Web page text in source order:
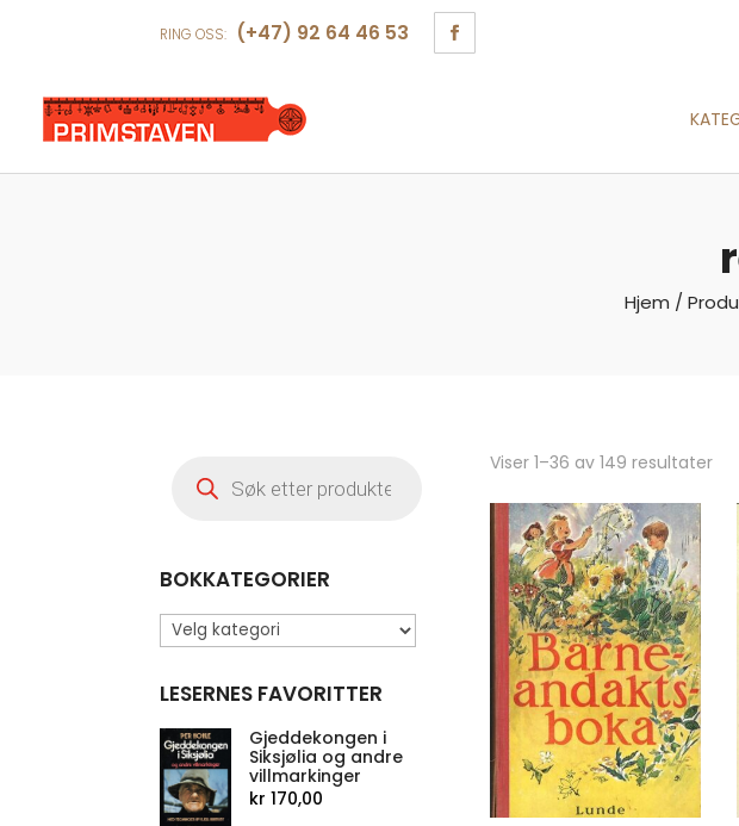
RING OSS: (+47) 92 64 46 53
Hjem /
Viser 1–36 av 149 resultater
search
BOKKATEGORIER
LESERNES FAVORITTER
Gjeddekongen i
Siksjølia og andre
villmarkinger
kr 170,00